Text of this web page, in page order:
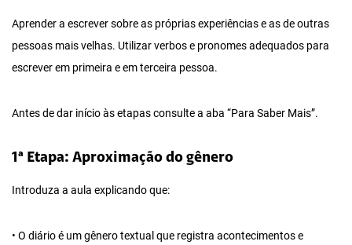
Aprender a escrever sobre as próprias experiências e as de outras
pessoas mais velhas. Utilizar verbos e pronomes adequados para
escrever em primeira e em terceira pessoa.
Antes de dar início às etapas consulte a aba “Para Saber Mais”.
1ª Etapa: Aproximação do gênero
Introduza a aula explicando que:
• O diário é um gênero textual que registra acontecimentos e